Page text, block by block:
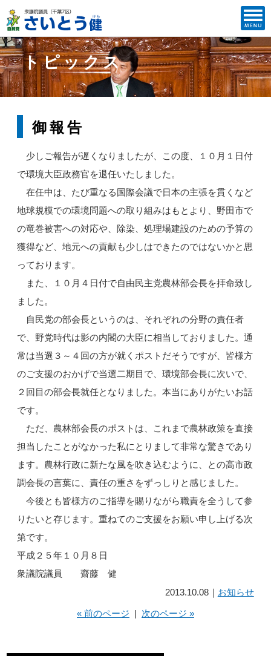
トピックス
御報告
少しご報告が遅くなりましたが、この度、１０月１日付
で環境大臣政務官を退任いたしました。
在任中は、たび重なる国際会議で日本の主張を貫くなど
地球規模での環境問題への取り組みはもとより、野田市で
の竜巻被害への対応や、除染、処理場建設のための予算の
獲得など、地元への貢献も少しはできたのではないかと思
っております。
また、１０月４日付で自由民主党農林部会長を拝命致し
ました。
自民党の部会長というのは、それぞれの分野の責任者
で、野党時代は影の内閣の大臣に相当しておりました。通
常は当選３～４回の方が就くポストだそうですが、皆様方
のご支援のおかげで当選二期目で、環境部会長に次いで、
２回目の部会長就任となりました。本当にありがたいお話
です。
ただ、農林部会長のポストは、これまで農林政策を直接
担当したことがなかった私にとりまして非常な驚きであり
ます。農林行政に新たな風を吹き込むように、との高市政
調会長の言葉に、責任の重さをずっしりと感じました。
今後とも皆様方のご指導を賜りながら職責を全うして参
りたいと存じます。重ねてのご支援をお願い申し上げる次
第です。
平成２５年１０月８日
衆議院議員 齋藤 健
2013.10.08｜ お知らせ
« 前のページ | 次のページ »